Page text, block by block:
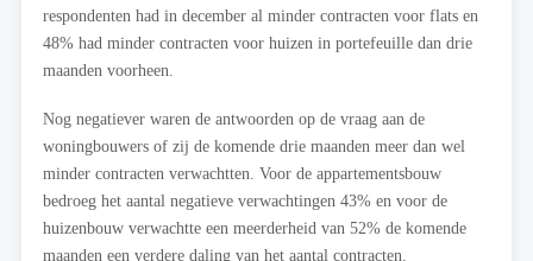
respondenten had in december al minder contracten voor flats en
48% had minder contracten voor huizen in portefeuille dan drie
maanden voorheen.
Nog negatiever waren de antwoorden op de vraag aan de
woningbouwers of zij de komende drie maanden meer dan wel
minder contracten verwachtten. Voor de appartementsbouw
bedroeg het aantal negatieve verwachtingen 43% en voor de
huizenbouw verwachtte een meerderheid van 52% de komende
maanden een verdere daling van het aantal contracten.